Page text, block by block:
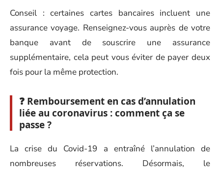
Conseil : certaines cartes bancaires incluent une
assurance voyage. Renseignez-vous auprès de votre
banque avant de souscrire une assurance
supplémentaire, cela peut vous éviter de payer deux
fois pour la même protection.
❓ Remboursement en cas d’annulation
liée au coronavirus : comment ça se
passe ?
La crise du Covid-19 a entraîné l’annulation de
nombreuses réservations. Désormais, le